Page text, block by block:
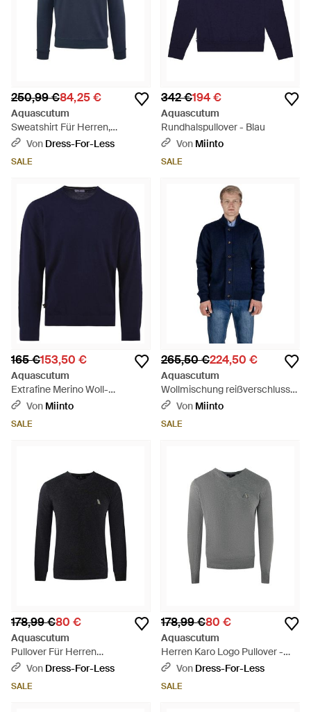
250,99 €84,25 €
Aquascutum
Sweatshirt Für Herren,
Rundhalsausschnitt - Blau
Von Dress-For-Less
SALE
342 €194 €
Aquascutum
Rundhalspullover - Blau
Von Miinto
SALE
165 €153,50 €
Aquascutum
Extrafine Merino Woll-
Rundhalspullover - Blau
Von Miinto
SALE
265,50 €224,50 €
Aquascutum
Wollmischung reißverschluss-
strickjacke - Blau
Von Miinto
SALE
178,99 €80 €
Aquascutum
Pullover Für Herren
(Dunkelgrau) - Blau
Von Dress-For-Less
SALE
178,99 €80 €
Aquascutum
Herren Karo Logo Pullover -
GrauVon Dress-For-Less
SALE